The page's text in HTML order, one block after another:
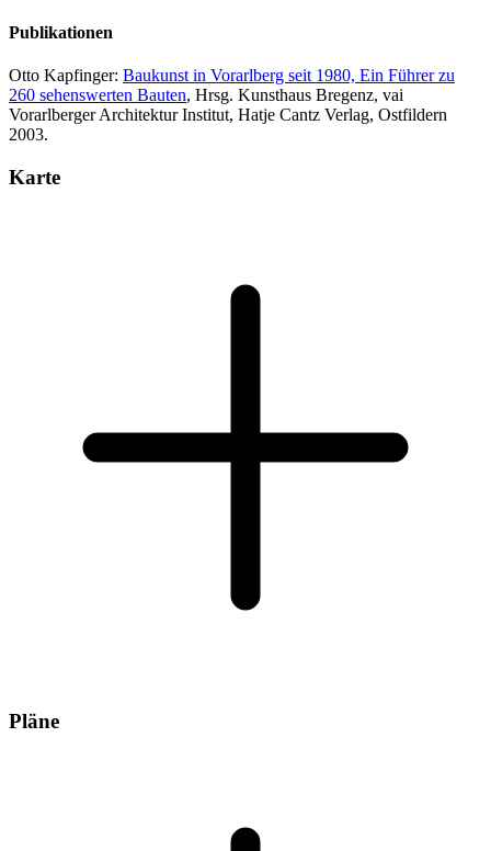
Publikationen
Otto Kapfinger: Baukunst in Vorarlberg seit 1980, Ein Führer zu
260 sehenswerten Bauten, Hrsg. Kunsthaus Bregenz, vai
Vorarlberger Architektur Institut, Hatje Cantz Verlag, Ostfildern
2003.
Karte
Pläne